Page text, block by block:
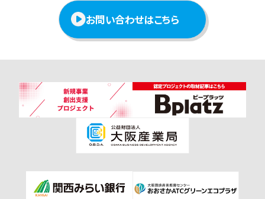
お問い合わせはこちら